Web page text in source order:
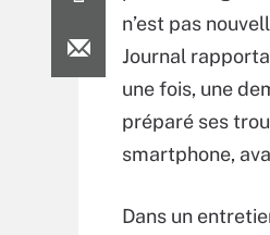
n’est pas
Journal
une fois, une
préparé ses
smartphone,
Dans un